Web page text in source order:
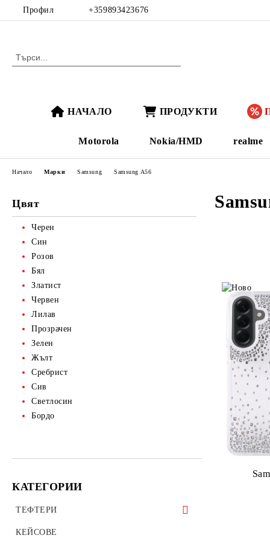
Профил +359893423676
НАЧАЛО ПРОДУКТИ
Motorola Nokia/HMD realme
Цвят
Черен
Син
Розов
Бял
Златист
Червен
Лилав
Прозрачен
Зелен
Жълт
Сребрист
Сив
Светлосин
Бордо
КАТЕГОРИИ
ТЕФТЕРИ
ТЕФТЕРИ ЗА ТАБЛЕТИ
КЕЙСОВЕ
Начало Марки Samsung Samsung A56